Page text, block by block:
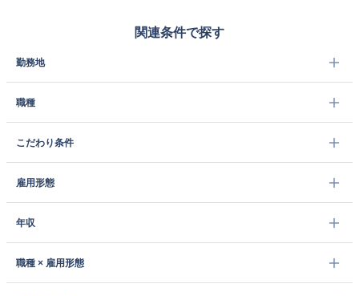
関連条件で探す
勤務地
職種
こだわり条件
雇用形態
年収
職種 × 雇用形態